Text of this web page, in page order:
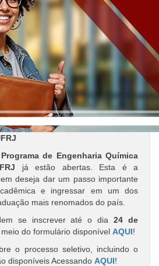
Programa de Engenharia Química
já estão abertas. Esta é a
deseja dar um passo importante
e ingressar em um dos
mais renomados do país.
se inscrever até o dia24 de
do formulário disponível AQUI!
o processo seletivo, incluindo o
disponíveis Acessando AQUI!